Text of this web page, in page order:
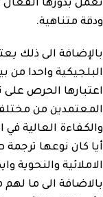
تعمل بدورها
ودقة متناهية.
بالإضافة الى ذلك
البلجيكية واحدا من
اعتبارها الحرص على
المعتمدين من مختلف
والكفاءة العالية
أيا كان نوعها
الاملائية والنحوية
بالاضافة الى ما